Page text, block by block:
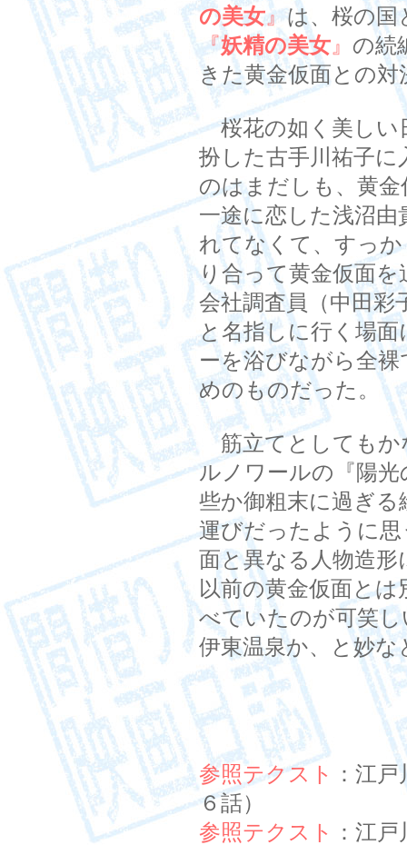
の美女』は、桜の国
『妖精の美女 』 の続
きた黄金仮面との対
桜花の如く美しい
扮した古手川祐子
のはまだしも、黄
一途に恋した浅沼
れてなくて、すっ
り合って黄金仮面
会社調査員（中田彩
と名指しに行く場
ーを浴びながら全
めのものだった。
筋立てとしてもか
ルノワールの『陽
些か御粗末に過ぎ
運びだったように
面と異なる人物造
以前の黄金仮面と
べていたのが可笑
伊東温泉か、と妙
参照テクスト
：江
６話）
参照テクスト
：江